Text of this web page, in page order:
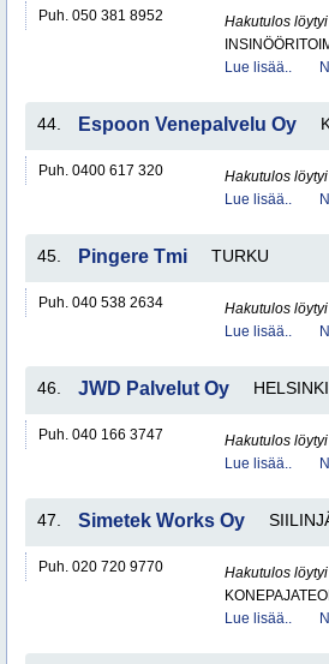
Puh. 050 381 8952
Hakutulos
Lue lisää..
44. Espoon Venepalvelu Oy
Puh. 0400 617 320
Hakutulos
Lue lisää..
45. Pingere Tmi TURKU
Puh. 040 538 2634
Hakutulos
Lue lisää..
46. JWD Palvelut Oy HELSINKI
Puh. 040 166 3747
Hakutulos
Lue lisää..
47. Simetek Works Oy
Puh. 020 720 9770
Hakutulos
Lue lisää..